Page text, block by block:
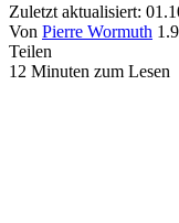
Zuletzt aktualisiert:
Von Pierre Wormuth
Teilen
12 Minuten zum Lesen